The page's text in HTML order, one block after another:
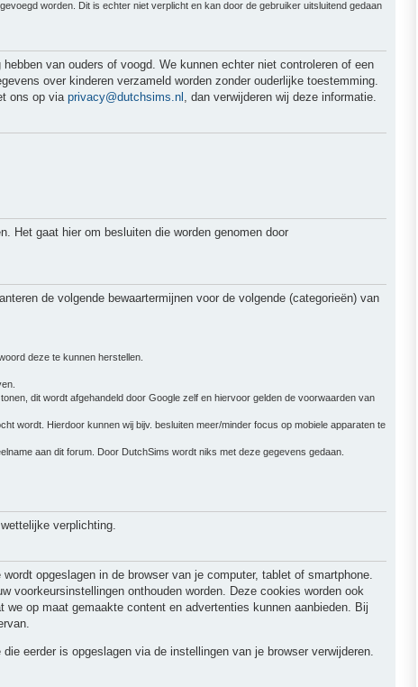
worden. Dit is echter niet verplicht en kan door de gebruiker uitsluitend gedaan
van ouders of voogd. We kunnen echter niet controleren of een
over kinderen verzameld worden zonder ouderlijke toestemming.
ons op via privacy@dutchsims.nl , dan verwijderen wij deze informatie.
Het gaat hier om besluiten die worden genomen door
de volgende bewaartermijnen voor de volgende (categorieën) van
deze te kunnen herstellen.
dit wordt afgehandeld door Google zelf en hiervoor gelden de voorwaarden van
wordt. Hierdoor kunnen wij bijv. besluiten meer/minder focus op mobiele apparaten te
aan dit forum. Door DutchSims wordt niks met deze gegevens gedaan.
verplichting.
opgeslagen in de browser van je computer, tablet of smartphone.
voorkeursinstellingen onthouden worden. Deze cookies worden ook
op maat gemaakte content en advertenties kunnen aanbieden. Bij
eerder is opgeslagen via de instellingen van je browser verwijderen.